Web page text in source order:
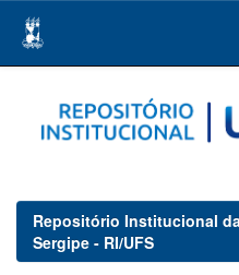
navigation
Repositório Institucional
Sergipe - RI/UFS